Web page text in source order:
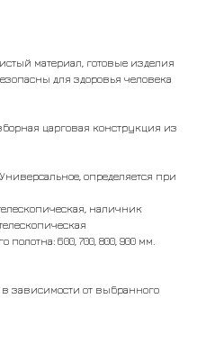
материал, готовые изделия
для здоровья человека
царговая конструкция из
Универсальное, определяется при
наличник
600, 700, 800, 900 мм.
зависимости от выбранного